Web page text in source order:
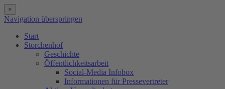
×
Navigation überspringen
Start
Storchenhof
Geschichte
Öffentlichkeitsarbeit
Social-Media Infobox
Informationen für Pressevertreter